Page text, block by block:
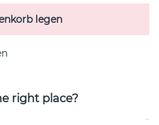
legen
right place?